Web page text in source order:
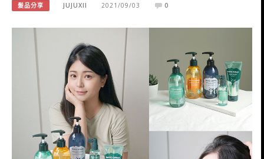
髮品分享 JUJUXII 2021/09/03 0